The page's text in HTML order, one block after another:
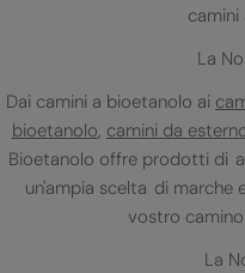
camini
La
Dai camini a bioetanolo ai
bioetanolo, camini da
Bioetanolo offre prodotti di
un'ampia scelta di marche
vostro
La